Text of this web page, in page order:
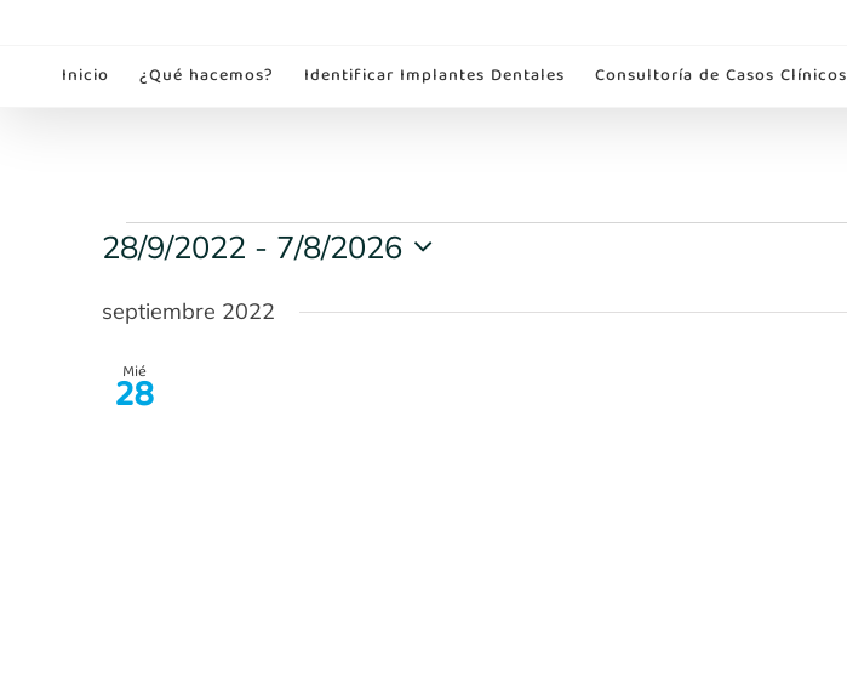
contenidoInicio ¿Qué hacemos? Identificar Implantes Dentales Consultoría de Casos Clínicos
Eventos
28/9/2022 - 7/8/2026
la
septiembre 2022
Mié
28